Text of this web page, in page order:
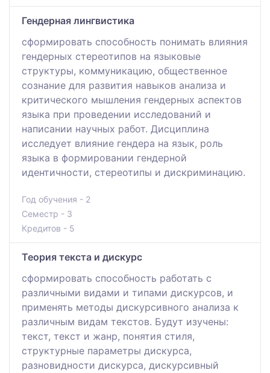
Гендерная лингвистика
сформировать способность понимать влияния
гендерных стереотипов на языковые
структуры, коммуникацию, общественное
сознание для развития навыков анализа и
критического мышления гендерных аспектов
языка при проведении исследований и
написании научных работ. Дисциплина
исследует влияние гендера на язык, роль
языка в формировании гендерной
идентичности, стереотипы и дискриминацию.
Год обучения - 2
Семестр - 3
Кредитов - 5
Теория текста и дискурс
сформировать способность работать с
различными видами и типами дискурсов, и
применять методы дискурсивного анализа к
различным видам текстов. Будут изучены:
текст, текст и жанр, понятия стиля,
структурные параметры дискурса,
разновидности дискурса, дискурсивный